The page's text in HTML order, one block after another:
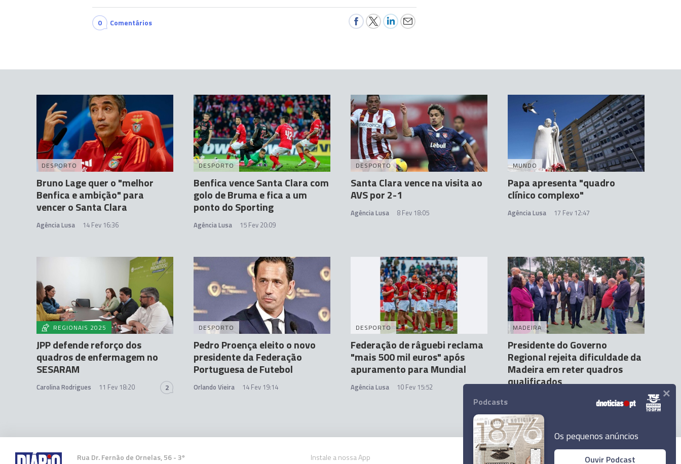
0 Comentários
DESPORTO
Bruno Lage quer o "melhor
Benfica e ambição" para
vencer o Santa Clara
Agência Lusa 14 Fev 16:36
DESPORTO
Benfica vence Santa Clara com
golo de Bruma e fica a um
ponto do Sporting
Agência Lusa 15 Fev 20:09
DESPORTO
Santa Clara vence na visita ao
AVS por 2-1
Agência Lusa 8 Fev 18:05
MUNDO
Papa apresenta "quadro
clínico complexo"
Agência Lusa 17 Fev 12:47
REGIONAIS 2025
JPP defende reforço dos
quadros de enfermagem no
SESARAM
Carolina Rodrigues 11 Fev 18:20 2
DESPORTO
Pedro Proença eleito o novo
presidente da Federação
Portuguesa de Futebol
Orlando Vieira 14 Fev 19:14
DESPORTO
Federação de râguebi reclama
"mais 500 mil euros" após
apuramento para Mundial
Agência Lusa 10 Fev 15:52
MADEIRA
Presidente do Governo
Regional rejeita dificuldade da
Madeira em reter quadros
qualificados
14 Fev 13:09
Rua Dr. Fernão de Ornelas, 56 - 3º
Instale a nossa App
Podcasts
Os pequenos anúncios
Ouvir Podcast
×